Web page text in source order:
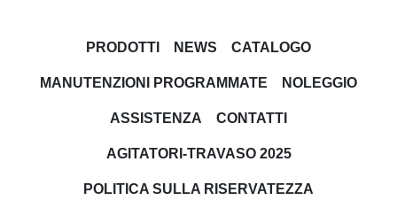
PRODOTTI NEWS CATALOGO
MANUTENZIONI PROGRAMMATE NOLEGGIO
ASSISTENZA CONTATTI
AGITATORI-TRAVASO 2025
POLITICA SULLA RISERVATEZZA